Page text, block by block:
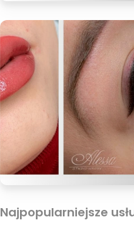
Najpopularniejsze